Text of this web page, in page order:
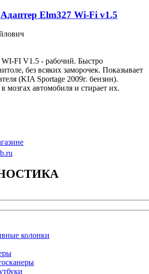
Адаптер Elm327 Wi-Fi v1.5
FI V1.5 - рабочий. Быстро
без всяких заморочек. Показывает
(KIA Sportage 2009г. бензин).
мозгах автомобиля и стирает их.
колонки